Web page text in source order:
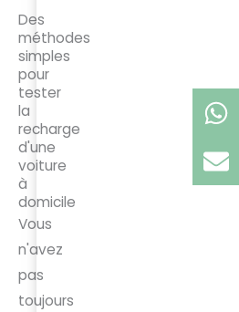
Des
méthodes
simples
pour
tester
la
recharge
d'une
voiture
à
domicile
Vous
n'avez
pas
toujours